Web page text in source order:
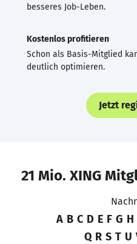
besseres Job-Leben.
Kostenlos profitieren
Schon als Basis-Mitglied
deutlich optimieren.
Jetzt
21 Mio. XING
A B C D E F G H
Q R S T U